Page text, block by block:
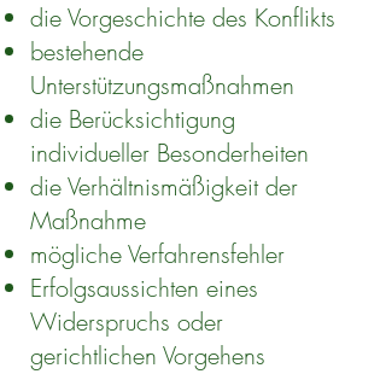
die Vorgeschichte des Konflikts
bestehende
Unterstützungsmaßnahmen
die Berücksichtigung
individueller Besonderheiten
die Verhältnismäßigkeit der
Maßnahme
mögliche Verfahrensfehler
Erfolgsaussichten eines
Widerspruchs oder
gerichtlichen Vorgehens